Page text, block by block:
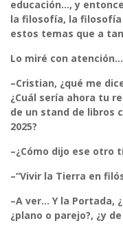
educación…, y
la filosofía, la
estos temas que a
Lo miré con atención…
–Cristian, ¿qué me
¿Cuál sería ahora tu
de un stand de libros
2025?
–¿Cómo dijo ese otro
–“Vivir la Tierra en
–A ver… Y la Portada,
¿plano o parejo?, ¿y